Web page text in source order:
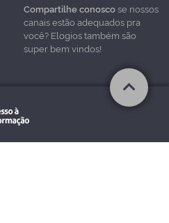
Compartilhe conoscose nossos
canais estão adequados pra
você? Elogios também são
super bem vindos!